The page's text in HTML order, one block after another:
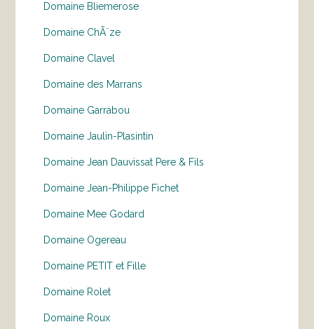
Domaine Bliemerose
Domaine ChÃ¨ze
Domaine Clavel
Domaine des Marrans
Domaine Garrabou
Domaine Jaulin-Plasintin
Domaine Jean Dauvissat Pere & Fils
Domaine Jean-Philippe Fichet
Domaine Mee Godard
Domaine Ogereau
Domaine PETIT et Fille
Domaine Rolet
Domaine Roux